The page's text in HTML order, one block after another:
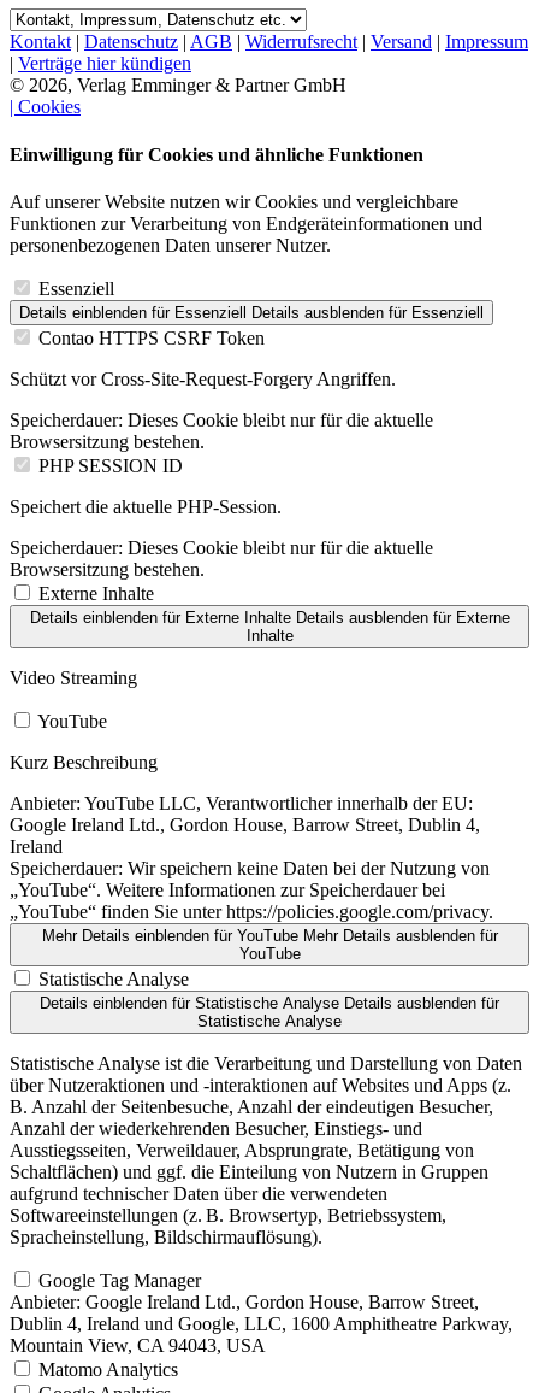
Kontakt| Datenschutz | AGB | Widerrufsrecht| Versand | Impressum
| Verträge hier kündigen
© 2026, Verlag Emminger & Partner GmbH
| Cookies
Einwilligung für Cookies und ähnliche Funktionen
Auf unserer Website nutzen wir Cookies und vergleichbare
Funktionen zur Verarbeitung von Endgeräteinformationen und
personenbezogenen Daten unserer Nutzer.
Essenziell
Details einblenden für Essenziell Details ausblenden für Essenziell
Contao HTTPS CSRF Token
Schützt vor Cross-Site-Request-Forgery Angriffen.
Speicherdauer: Dieses Cookie bleibt nur für die aktuelle
Browsersitzung bestehen.
PHP SESSION ID
Speichert die aktuelle PHP-Session.
Speicherdauer: Dieses Cookie bleibt nur für die aktuelle
Browsersitzung bestehen.
Externe Inhalte
Details einblendenfür Externe Inhalte Details ausblendenfür Externe
Inhalte
Video Streaming
YouTube
Kurz Beschreibung
Anbieter: YouTube LLC, Verantwortlicher innerhalb der EU:
Google Ireland Ltd., Gordon House, Barrow Street, Dublin 4,
Ireland
Speicherdauer: Wir speichern keine Daten bei der Nutzung von
„YouTube“. Weitere Informationen zur Speicherdauer bei
„YouTube“ finden Sie unter https://policies.google.com/privacy.
Mehr Details einblendenfür YouTube Mehr Details ausblendenfür
YouTube
Statistische Analyse
Details einblenden für Statistische Analyse Details ausblenden für
Statistische Analyse
Statistische Analyse ist die Verarbeitung und Darstellung von Daten
über Nutzeraktionen und -interaktionen auf Websites und Apps (z.
B. Anzahl der Seitenbesuche, Anzahl der eindeutigen Besucher,
Anzahl der wiederkehrenden Besucher, Einstiegs- und
Ausstiegsseiten, Verweildauer, Absprungrate, Betätigung von
Schaltflächen) und ggf. die Einteilung von Nutzern in Gruppen
aufgrund technischer Daten über die verwendeten
Softwareeinstellungen (z. B. Browsertyp, Betriebssystem,
Spracheinstellung, Bildschirmauflösung).
Google Tag Manager
Anbieter: Google Ireland Ltd., Gordon House, Barrow Street,
Dublin 4, Ireland und Google, LLC, 1600 Amphitheatre Parkway,
Mountain View, CA 94043, USA
Matomo Analytics